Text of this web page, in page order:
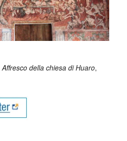
Affresco della chiesa di Huaro,